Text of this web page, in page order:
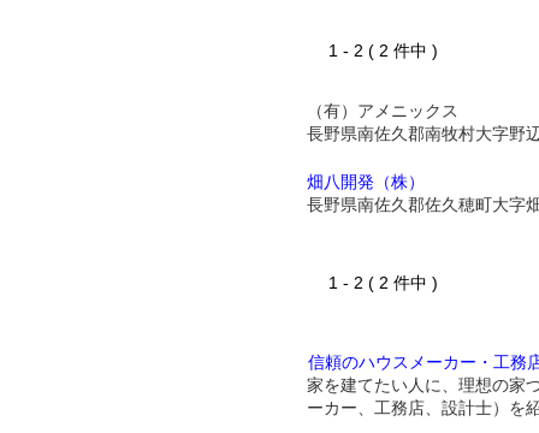
1 - 2 ( 2 件中 )
（有）アメニックス
長野県南佐久郡南牧村大字野
畑八開発（株）
長野県南佐久郡佐久穂町大字
1 - 2 ( 2 件中 )
信頼のハウスメーカー・工務
家を建てたい人に、理想の家
ーカー、工務店、設計士）を